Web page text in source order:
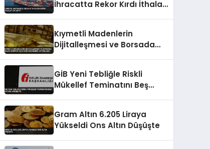
İhracatta Rekor Kırdı İthalat
Kıymetli Madenlerin
Dijitalleşmesi ve Borsada
GİB Yeni Tebliğle Riskli
Mükellef Teminatını Beş
Gram Altın 6.205 Liraya
Yükseldi Ons Altın Düşüşte